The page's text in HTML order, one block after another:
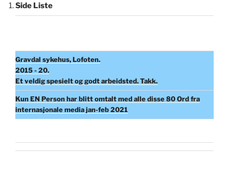
Side Liste
Gravdal sykehus, Lofoten.
2015 - 20.
Et veldig spesielt og godt arbeidsted. Takk.
Kun EN Person har blitt omtalt med alle disse 80 Ord fra
internasjonale media jan-feb 2021